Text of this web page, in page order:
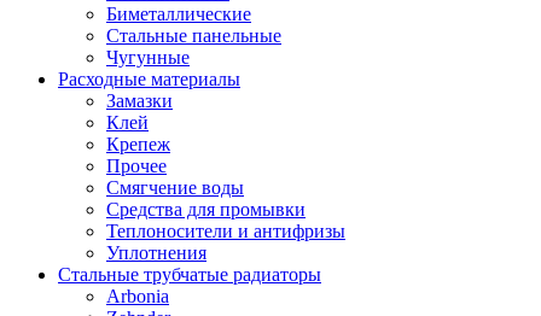
Биметаллические
Стальные панельные
Чугунные
Расходные материалы
Замазки
Клей
Крепеж
Прочее
Смягчение воды
Средства для промывки
Теплоносители и антифризы
Уплотнения
Стальные трубчатые радиаторы
Arbonia